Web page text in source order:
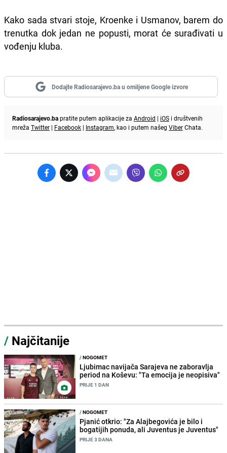
Kako sada stvari stoje, Kroenke i Usmanov, barem do
trenutka dok jedan ne popusti, morat će surađivati u
vođenju kluba.
Dodajte Radiosarajevo.ba u omiljene Google izvore
Radiosarajevo.bapratite putem aplikacije za Android | iOS i društvenih
mreža Twitter | Facebook | Instagram, kao i putem našeg ViberChata.
/ Najčitanije
/NOGOMET
Ljubimac navijača Sarajeva ne zaboravlja
period na Koševu: "Ta emocija je neopisiva"
PRIJE 1 DAN
/NOGOMET
Pjanić otkrio: "Za Alajbegovića je bilo i
bogatijih ponuda, ali Juventus je Juventus"
PRIJE 3 DANA